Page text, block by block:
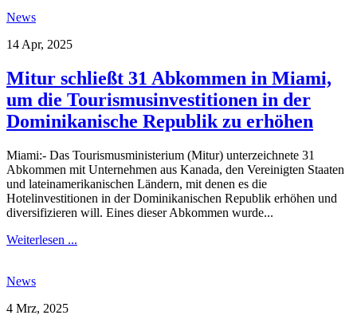
News
14 Apr, 2025
Mitur schließt 31 Abkommen in Miami,
um die Tourismusinvestitionen in der
Dominikanische Republik zu erhöhen
Miami:- Das Tourismusministerium (Mitur) unterzeichnete 31
Abkommen mit Unternehmen aus Kanada, den Vereinigten Staaten
und lateinamerikanischen Ländern, mit denen es die
Hotelinvestitionen in der Dominikanischen Republik erhöhen und
diversifizieren will. Eines dieser Abkommen wurde...
Weiterlesen ...
News
4 Mrz, 2025